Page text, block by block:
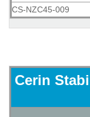
CS-NZC45-009
Cerin